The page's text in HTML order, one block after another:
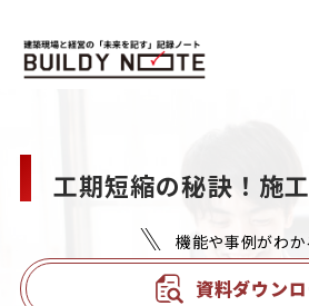
工期短縮の秘訣！施
機能や事例がわか
資料ダウン